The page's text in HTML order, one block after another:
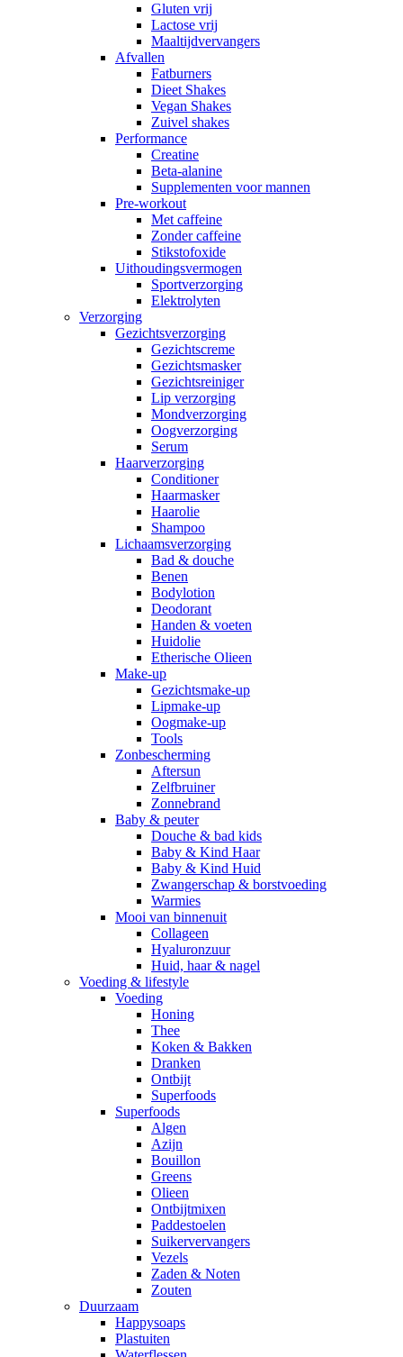
Gluten vrij
Lactose vrij
Maaltijdvervangers
Afvallen
Fatburners
Dieet Shakes
Vegan Shakes
Zuivel shakes
Performance
Creatine
Beta-alanine
Supplementen voor mannen
Pre-workout
Met caffeine
Zonder caffeine
Stikstofoxide
Uithoudingsvermogen
Sportverzorging
Elektrolyten
Verzorging
Gezichtsverzorging
Gezichtscreme
Gezichtsmasker
Gezichtsreiniger
Lip verzorging
Mondverzorging
Oogverzorging
Serum
Haarverzorging
Conditioner
Haarmasker
Haarolie
Shampoo
Lichaamsverzorging
Bad & douche
Benen
Bodylotion
Deodorant
Handen & voeten
Huidolie
Etherische Olieen
Make-up
Gezichtsmake-up
Lipmake-up
Oogmake-up
Tools
Zonbescherming
Aftersun
Zelfbruiner
Zonnebrand
Baby & peuter
Douche & bad kids
Baby & Kind Haar
Baby & Kind Huid
Zwangerschap & borstvoeding
Warmies
Mooi van binnenuit
Collageen
Hyaluronzuur
Huid, haar & nagel
Voeding & lifestyle
Voeding
Honing
Thee
Koken & Bakken
Dranken
Ontbijt
Superfoods
Superfoods
Algen
Azijn
Bouillon
Greens
Olieen
Ontbijtmixen
Paddestoelen
Suikervervangers
Vezels
Zaden & Noten
Zouten
Duurzaam
Happysoaps
Plastuiten